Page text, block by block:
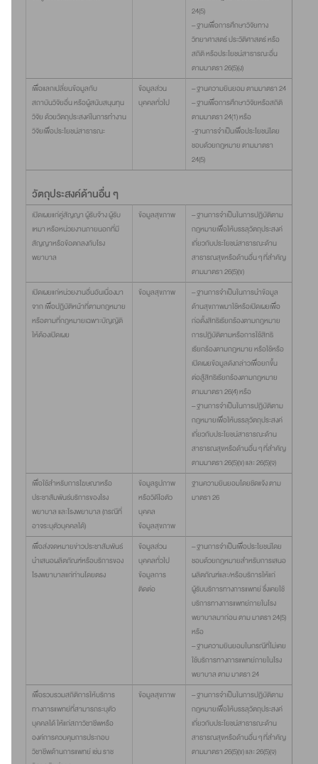
24(5)
– ฐานเพื่อการศึกษาวิจัยทาง
วิทยาศาสตร์ ประวัติศาสตร์ หรือ
สถิติ หรือประโยชน์สาธารณะอื่น
ตามมาตรา 26(5)(ง)
เพื่อแลกเปลี่ยนข้อมูลกับ
สถาบันวิจัยอื่น หรือผู้สนับสนุนทุน
วิจัย ด้วยวัตถุประสงค์ในการทำงาน
วิจัยเพื่อประโยชน์สาธารณะ
ข้อมูลส่วน
บุคคลทั่วไป
– ฐานความยินยอม ตามมาตรา 24
– ฐานเพื่อการศึกษาวิจัยหรือสถิติ
ตามมาตรา 24(1) หรือ
-ฐานการจำเป็นเพื่อประโยชน์โดย
ชอบด้วยกฎหมาย ตามมาตรา
24(5)
วัตถุประสงค์ด้านอื่น ๆ
เปิดเผยแก่คู่สัญญา ผู้รับจ้าง ผู้รับ
เหมา หรือหน่วยงานภายนอกที่มี
สัญญาหรือข้อตกลงกับโรง
พยาบาล
ข้อมูลสุขภาพ
– ฐานการจำเป็นในการปฏิบัติตาม
กฎหมายเพื่อให้บรรลุวัตถุประสงค์
เกี่ยวกับประโยชน์สาธารณะด้าน
สาธารณสุขหรือด้านอื่น ๆ ที่สำคัญ
ตามมาตรา 26(5)(ข)
เปิดเผยแก่หน่วยงานอื่นอันเนื่องมา
จาก เพื่อปฏิบัติหน้าที่ตามกฎหมาย
หรือตามที่กฎหมายเฉพาะบัญญัติ
ให้ต้องเปิดเผย
ข้อมูลสุขภาพ
– ฐานการจำเป็นในการนำข้อมูล
ด้านสุขภาพมาใช้หรือเปิดเผยเพื่อ
ก่อตั้งสิทธิเรียกร้องตามกฎหมาย
การปฏิบัติตามหรือการใช้สิทธิ
เรียกร้องตามกฎหมาย หรือใช้หรือ
เปิดเผยข้อมูลดังกล่าวเพื่อยกขึ้น
ต่อสู้สิทธิเรียกร้องตามกฎหมาย
ตามมาตรา 26(4) หรือ
– ฐานการจำเป็นในการปฏิบัติตาม
กฎหมายเพื่อให้บรรลุวัตถุประสงค์
เกี่ยวกับประโยชน์สาธารณะด้าน
สาธารณสุขหรือด้านอื่น ๆ ที่สำคัญ
ตามมาตรา 26(5)(ข) และ 26(5)(จ)
เพื่อใช้สำหรับการโฆษณาหรือ
ประชาสัมพันธ์บริการของโรง
พยาบาล และโรงพยาบาล (กรณีที่
อาจระบุตัวบุคคลได้)
ข้อมูลรูปภาพ
หรือวิดีโอตัว
บุคคล
ข้อมูลสุขภาพ
ฐานความยินยอมโดยชัดแจ้ง ตาม
มาตรา 26
เพื่อส่งจดหมายข่าวประชาสัมพันธ์
นำเสนอผลิตภัณฑ์หรือบริการของ
โรงพยาบาลแก่ท่านโดยตรง
ข้อมูลส่วน
บุคคลทั่วไป
ข้อมูลการ
ติดต่อ
– ฐานการจำเป็นเพื่อประโยชน์โดย
ชอบด้วยกฎหมายสำหรับการเสนอ
ผลิตภัณฑ์และ/หรือบริการให้แก่
ผู้รับบริการทางการแพทย์ ซึ่งเคยใช้
บริการทางการแพทย์ภายในโรง
พยาบาลมาก่อน ตาม มาตรา 24(5)
หรือ
– ฐานความยินยอมในกรณีที่ไม่เคย
ใช้บริการทางการแพทย์ภายในโรง
พยาบาล ตาม มาตรา 24
เพื่อรวบรวมสถิติการให้บริการ
ทางการแพทย์ที่สามารถระบุตัว
บุคคลได้ ให้แก่สภาวิชาชีพหรือ
องค์การควบคุมการประกอบ
วิชาชีพด้านการแพทย์ เช่น ราช
ข้อมูลสุขภาพ
– ฐานการจำเป็นในการปฏิบัติตาม
กฎหมายเพื่อให้บรรลุวัตถุประสงค์
เกี่ยวกับประโยชน์สาธารณะด้าน
สาธารณสุขหรือด้านอื่น ๆ ที่สำคัญ
ตามมาตรา 26(5)(ข) และ 26(5)(จ)